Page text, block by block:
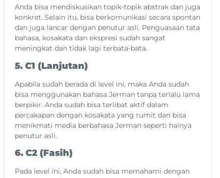
Anda bisa mendiskusikan topik-topik abstrak dan juga
konkret. Selain itu, bisa berkomunikasi secara spontan
dan juga lancar dengan penutur asli. Penguasaan tata
bahasa, kosakata dan ekspresi sudah sangat
meningkat dan tidak lagi terbata-bata.
5. C1 (Lanjutan)
Apabila sudah berada di level ini, maka Anda sudah
bisa menggunakan bahasa Jerman tanpa terlalu lama
berpikir. Anda sudah bisa terlibat aktif dalam
percakapan dengan kosakata yang rumit dan bisa
menikmati media berbahasa Jerman seperti halnya
penutur asli.
6. C2 (Fasih)
Pada level ini, Anda sudah bisa memahami dengan